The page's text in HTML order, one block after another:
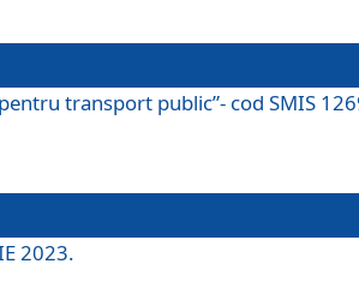
transport public”- cod SMIS
2023.